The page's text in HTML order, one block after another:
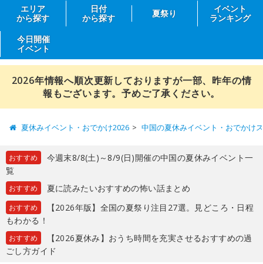
エリア
から探す
日付
から探す
夏祭り
イベント
ランキング
今日開催
イベント
2026年情報へ順次更新しておりますが一部、昨年の情
報もございます。予めご了承ください。
夏休みイベント・おでかけ2026 中国の夏休みイベント・おでかけ
おすすめ
今週末8/8(土)～8/9(日)開催の中国の夏休みイベント一
覧
おすすめ 夏に読みたいおすすめの怖い話まとめ
おすすめ
【2026年版】全国の夏祭り注目27選。見どころ・日程
もわかる！
おすすめ
【2026夏休み】おうち時間を充実させるおすすめの過
ごし方ガイド